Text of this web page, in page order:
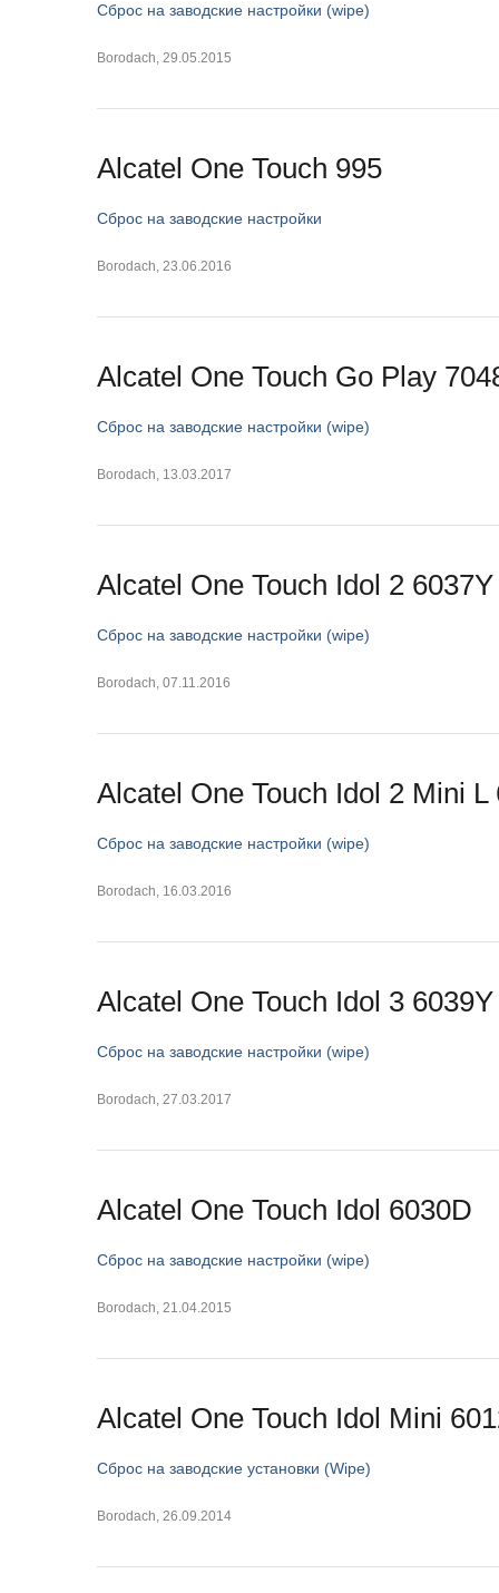
Сброс на заводские настройки (wipe)
Borodach, 29.05.2015
Alcatel One Touch 995
Сброс на заводские настройки
Borodach, 23.06.2016
Alcatel One Touch Go Play
Сброс на заводские настройки (wipe)
Borodach, 13.03.2017
Alcatel One Touch Idol 2 6037Y
Сброс на заводские настройки (wipe)
Borodach, 07.11.2016
Alcatel One Touch Idol 2 Mini L
Сброс на заводские настройки (wipe)
Borodach, 16.03.2016
Alcatel One Touch Idol 3 6039Y
Сброс на заводские настройки (wipe)
Borodach, 27.03.2017
Alcatel One Touch Idol 6030D
Сброс на заводские настройки (wipe)
Borodach, 21.04.2015
Alcatel One Touch Idol Mini
Сброс на заводские установки (Wipe)
Borodach, 26.09.2014